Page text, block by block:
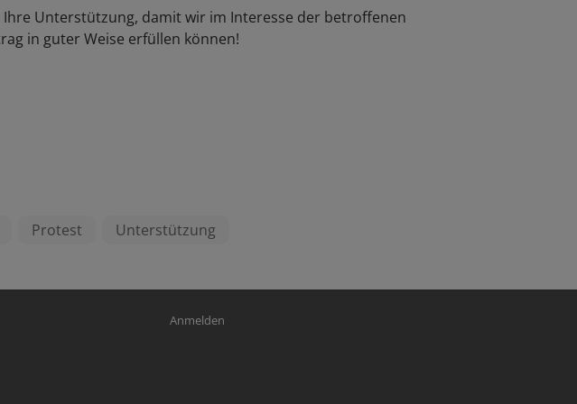
Unterstützung, damit wir im Interesse der betroffenen
in guter Weise erfüllen können!
Protest Unterstützung
Benutzermenü
Anmelden